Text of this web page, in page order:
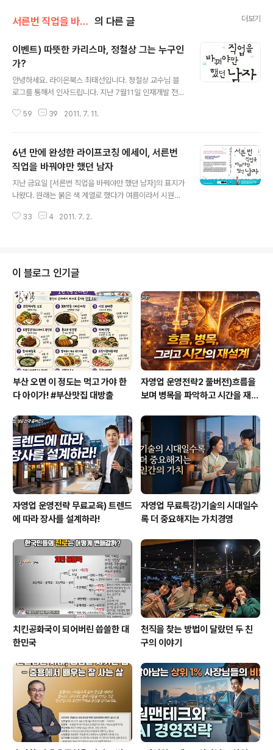
서른번 직업을 바꾼 남자 의 다른 글 더보기
이벤트) 따뜻한 카리스마, 정철상 그는 누구인
가?
안녕하세요. 라이온북스 최태선입니다. 정철상 교수님 블
로그를 통해서 인사드립니다. 지난 7월11일 인재개발 전문
데요. 이 책에는 저자 자신이 서른 번의 직업을 거치면서 방
람들의 이야기 등을 통해 어떻게 사회생활을 해나갈지에
대한 이야기를 담았습니다. 이 책의 중심에는 정철상 교수
가 있습니다. 그는 ‘정철상의 커리어노트(www.careern
ote.co.kr) 라는 블로그를 운영하고 있는데 이미 600만
명의 네티즌들이 다녀간 인기 블로그 사이트이기도 합니
다. 인터넷으로는 ‘따뜻한 카리스마’로 알려져 있는데요. 이
59 39 2011. 7. 11.
6년 만에 완성한 라이프코칭 에세이, 서른번
직업을 바꿔야만 했던 남자
지난 금요일 [서른번 직업을 바꿔야만 했던 남자]의 표지가
나왔다. 원래는 붉은 색 계열로 했다가 여름이라서 시원한
아 다행이다. 내 얼굴이 표지에 들어가기는 이번이 처음이
을 바꿔야만 했던 남자] 교정지까지 최종으로 탈고했다. 어
제 저녁에 온 교정지 작업을 밤늦게까지 했으나 다 못하고
오늘 새벽 일찍 일어나 교정 작업을 했다. 몇 시간이면 끝날
지 알았는데 거의 하루 종일 걸렸다. 욕심 같아서는 조금 더
붙들고 손봤으면 싶었지만 그랬다가는 도저히 출판 일정을
맞출 수 없을 것 같아서 오후..
33 4 2011. 7. 2.
이 블로그 인기글
부산 오면 이 정도는 먹고 가야 한
다 아이가! #부산맛집 대방출
자영업 운영전략2 풀버전)흐름을
보며 병목을 파악하고 시간을 재설
자영업 운영전략 무료교육) 트렌드
에 따라 장사를 설계하라!
자영업 무료특강)기술의 시대일수
록 더 중요해지는 가치경영
치킨공화국이 되어버린 씁쓸한 대
한민국
천직을 찾는 방법이 달랐던 두 친
구의 이야기